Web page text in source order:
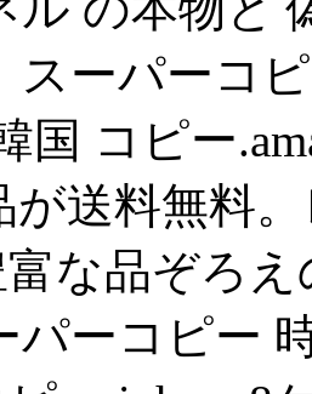
スーパーコ
国 コピー
が送料無料
な品ぞろえ
パーコピー